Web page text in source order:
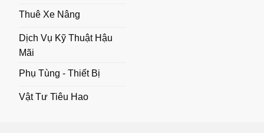
Thuê Xe Nâng
Dịch Vụ Kỹ Thuật Hậu
Mãi
Phụ Tùng - Thiết Bị
Vật Tư Tiêu Hao